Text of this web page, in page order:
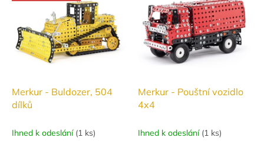
Merkur - Buldozer, 504
dílků
Ihned k odeslání (1 ks)
Merkur - Pouštní vozidlo
4x4
Ihned k odeslání (1 ks)